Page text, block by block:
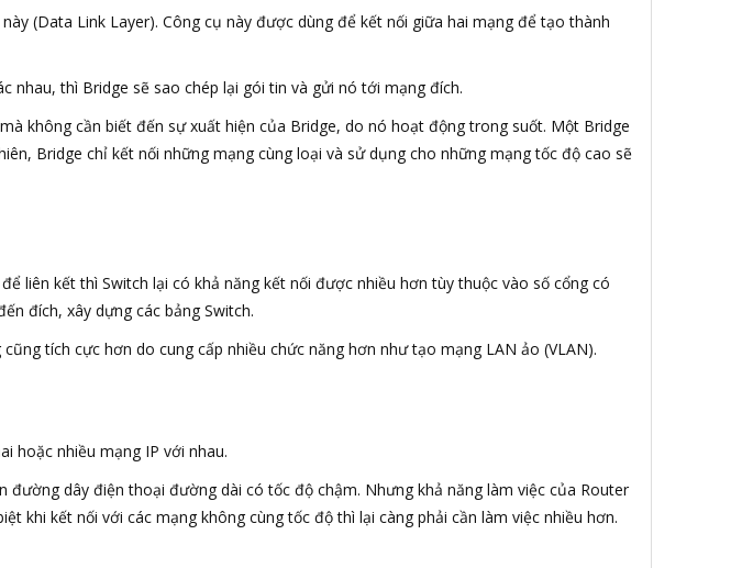
(Data Link Layer). Công cụ này được dùng để kết nối giữa hai mạng để tạo thành
nhau, thì Bridge sẽ sao chép lại gói tin và gửi nó tới mạng đích.
không cần biết đến sự xuất hiện của Bridge, do nó hoạt động trong suốt. Một Bridge
Bridge chỉ kết nối những mạng cùng loại và sử dụng cho những mạng tốc độ cao sẽ
liên kết thì Switch lại có khả năng kết nối được nhiều hơn tùy thuộc vào số cổng có
đích, xây dựng các bảng Switch.
tích cực hơn do cung cấp nhiều chức năng hơn như tạo mạng LAN ảo (VLAN).
hoặc nhiều mạng IP với nhau.
dây điện thoại đường dài có tốc độ chậm. Nhưng khả năng làm việc của Router
khi kết nối với các mạng không cùng tốc độ thì lại càng phải cần làm việc nhiều hơn.